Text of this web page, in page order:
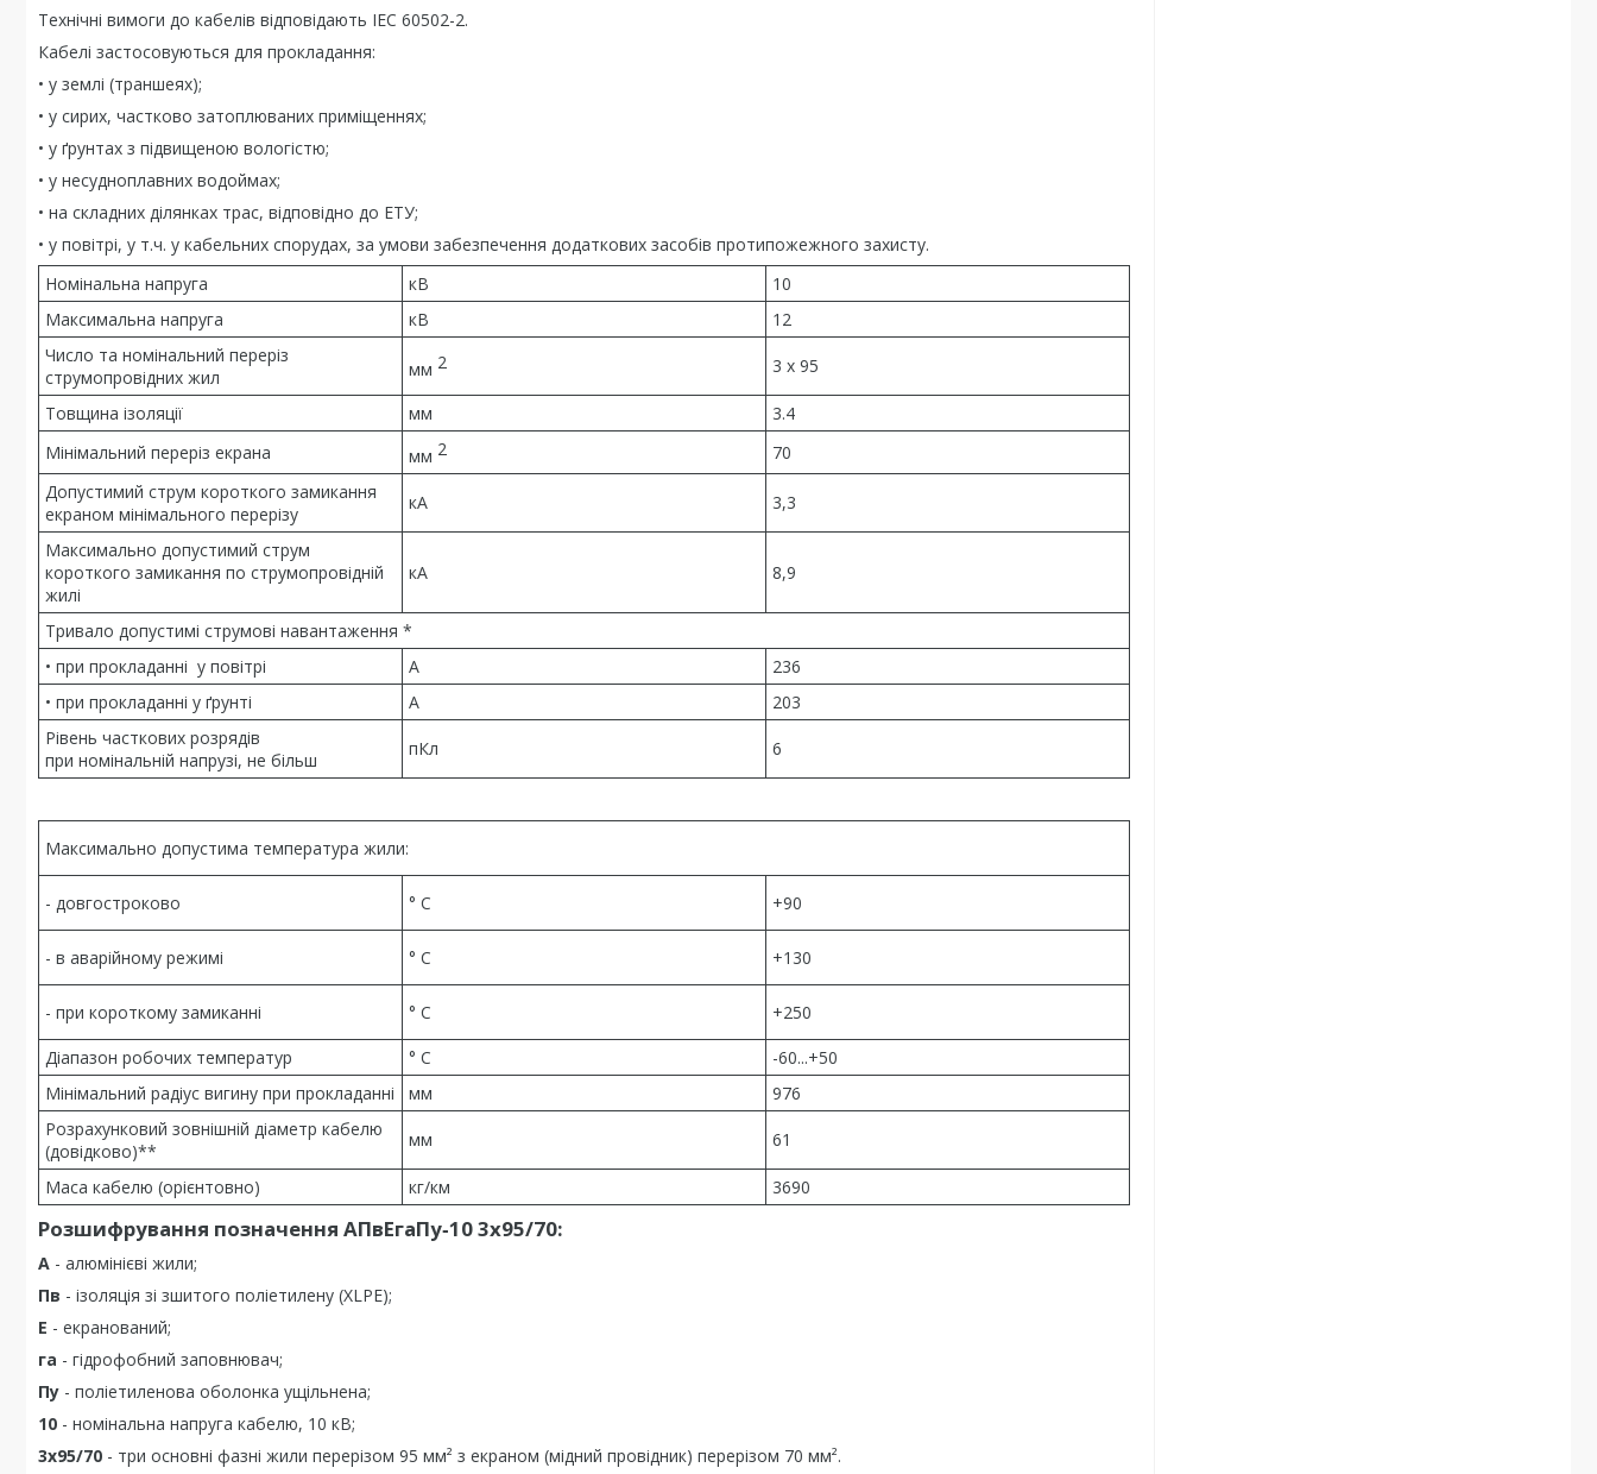
Технічні вимоги до кабелів відповідають IEC 60502-2.
Кабелі застосовуються для прокладання:
• у землі (траншеях);
• у сирих, частково затоплюваних приміщеннях;
• у ґрунтах з підвищеною вологістю;
• у несудноплавних водоймах;
• на складних ділянках трас, відповідно до ЕТУ;
• у повітрі, у т.ч. у кабельних спорудах, за умови забезпечення додаткових засобів протипожежного захисту.
Номінальна напруга
кВ
10
Максимальна напруга
кВ
12
Число та номінальний переріз
струмопровідних жил
мм 2 3 x 95
Товщина ізоляції мм
3.4
Мінімальний переріз екрана
мм 2
70
Допустимий струм короткого замикання
екраном мінімального перерізу
кА 3,3
Максимально допустимий струм
короткого замикання по струмопровідній
жилі
кА 8,9
Тривало допустимі струмові навантаження *
• при прокладанні у повітрі
А
236
• при прокладанні у ґрунті
А
203
Рівень часткових розрядів
при номінальній напрузі, не більш
пКл 6
Максимально допустима температура жили:
- довгостроково ° С +90
- в аварійному режимі ° С +130
- при короткому замиканні ° С
+250
Діапазон робочих температур
° С
-60...+50
Мінімальний радіус вигину при прокладанні
мм
976
Розрахунковий зовнішній діаметр кабелю
(довідково)**
мм 61
Маса кабелю (орієнтовно) кг/км 3690
Розшифрування позначення АПвЕгаПу‑10 3х95/70:
А - алюмінієві жили;
Пв - ізоляція зі зшитого поліетилену (XLPE);
Е - екранований;
га - гідрофобний заповнювач;
Пу - поліетиленова оболонка ущільнена;
10 - номінальна напруга кабелю, 10 кВ;
3х95/70 - три основні фазні жили перерізом 95 мм² з екраном (мідний провідник) перерізом 70 мм².